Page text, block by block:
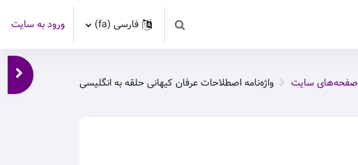
Toggle search input
فارسی ‎(fa)‎ ورود به سایت
صفحه‌های سایت واژه‌نامه اصطلاحات عرفان کیهانی حلقه به انگلیسی
باز